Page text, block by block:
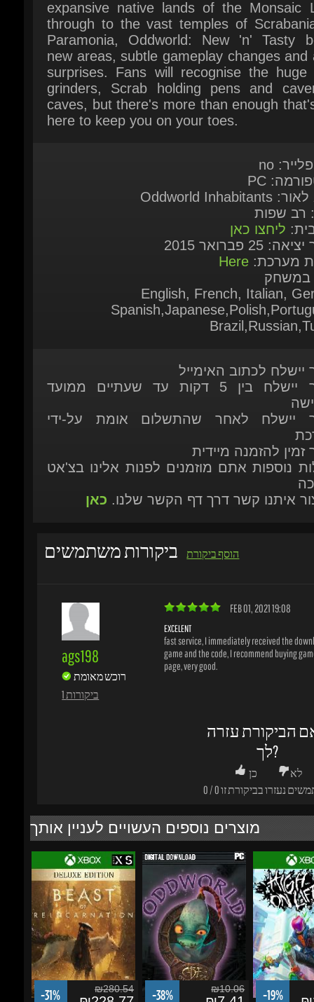
new areas, subtle gameplay changes and
surprises. Fans will recognise the huge
grinders, Scrab holding pens and
caves, but there's more than enough that's
here to keep you on your toes.
רב שפות
בית:ליחצו כאן
25 פברואר 2015
מערכת:
במשחק
English, French, Italian,
יישלח לכתוב האימייל
יישלח לאחר שהתשלום אומת על-ידי
זמין להזמנה מיידית
נוספות אתם מוזמנים לפנות אלינו בצ'אט
איתנו קשר דרך דף הקשר שלנו.
ביקורות משתמשים הוסף ביקורת
ags198
רוכש מאומת
1 ביקורות
FEB 01, 2021 19:08
page, very good.
הביקורת עזרה
/0נעזרו בביקורת זו
מוצרים נוספים העשויים לעניין אותך
-31% ₪280.54
₪228.77
Beast of Reincarnation -
Deluxe Edition - Xbox
Series...
הוסף לסל
-38% ₪10.06
₪7.41
Oddworld: Abe's
Oddysee
הוסף לסל
-19%
High On Life
Series X|S/
הוסף לסל